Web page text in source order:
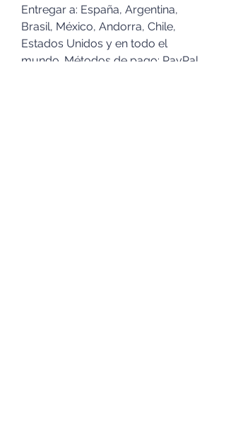
Entregar a: España, Argentina,
Brasil, México, Andorra, Chile,
Estados Unidos y en todo el
mundo. Métodos de pago: PayPal,